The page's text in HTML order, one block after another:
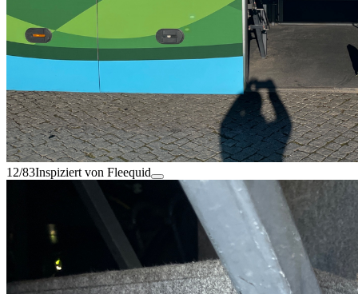
12/83Inspiziert von Fleequid